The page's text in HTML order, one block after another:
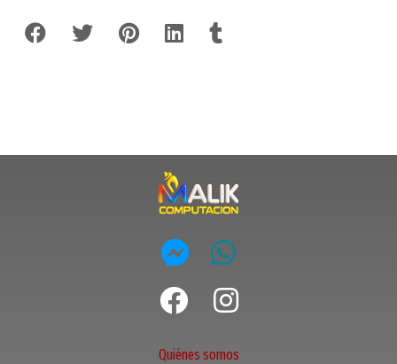
Quiénes somos